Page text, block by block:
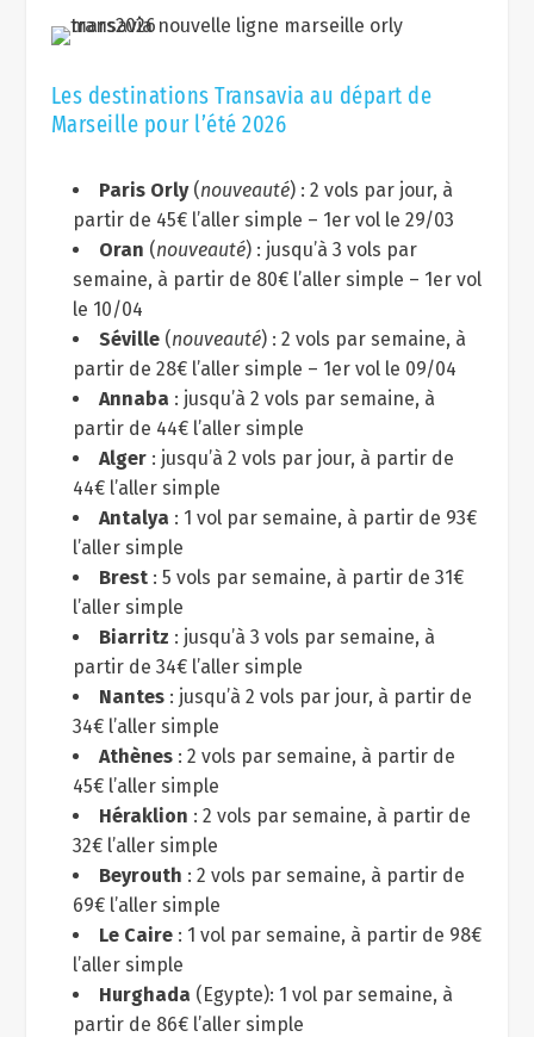
Les destinations Transavia au départ de
Marseille pour l’été 2026
Paris Orly(nouveauté) : 2 vols par jour, à
partir de 45€ l’aller simple – 1er vol le 29/03
Oran (nouveauté) : jusqu’à 3 vols par
semaine, à partir de 80€ l’aller simple – 1er vol
le 10/04
Séville(nouveauté) : 2 vols par semaine, à
partir de 28€ l’aller simple – 1er vol le 09/04
Annaba : jusqu’à 2 vols par semaine, à
partir de 44€ l’aller simple
Alger: jusqu’à 2 vols par jour, à partir de
44€ l’aller simple
Antalya : 1 vol par semaine, à partir de 93€
l’aller simple
Brest: 5 vols par semaine, à partir de 31€
l’aller simple
Biarritz : jusqu’à 3 vols par semaine, à
partir de 34€ l’aller simple
Nantes: jusqu’à 2 vols par jour, à partir de
34€ l’aller simple
Athènes: 2 vols par semaine, à partir de
45€ l’aller simple
Héraklion : 2 vols par semaine, à partir de
32€ l’aller simple
Beyrouth : 2 vols par semaine, à partir de
69€ l’aller simple
Le Caire: 1 vol par semaine, à partir de 98€
l’aller simple
Hurghada (Egypte): 1 vol par semaine, à
partir de 86€ l’aller simple